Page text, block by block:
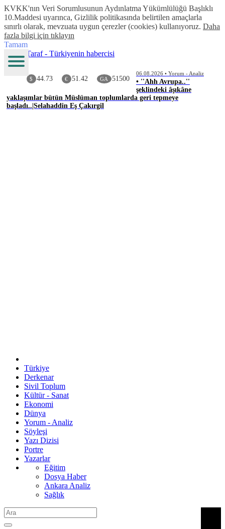
KVKK'nın Veri Sorumlusunun Aydınlatma Yükümlülüğü Başlıklı
10.Maddesi uyarınca, Gizlilik politikasında belirtilen amaçlarla
sınırlı olarak, mevzuata uygun çerezler (cookies) kullanıyoruz. Daha
fazla bilgi için tıklayın
Tamam
$ 44.73 € 51.42 GA 51500
06.08.2026 • Yorum - Analiz
• ''Ahh Avrupa..''
şeklindeki âşıkâne
yaklaşımlar bütün Müslüman toplumlarda geri tepmeye
başladı..|Selahaddin Eş Çakırgil
Türkiye
Derkenar
Sivil Toplum
Kültür - Sanat
Ekonomi
Dünya
Yorum - Analiz
Söyleşi
Yazı Dizisi
Portre
Yazarlar
Eğitim
Dosya Haber
Ankara Analiz
Sağlık